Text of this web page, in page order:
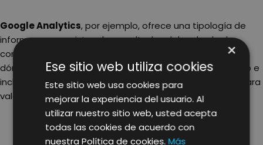
Google Analytics, por ejemplo, ofrece una tipología de
informes que registran los resultados del embudo de
conversiones multicanal. Estos informes permiten ver
dónde se ha iniciado la conversión y donde ha terminado e
incluso permite filtrar por primera o última interacción, para
valorar cuál ha sido el más rentable.
×
Ese sitio web utiliza cookies
Este sitio web usa cookies para
mejorar la experiencia del usuario. Al
utilizar nuestro sitio web, usted acepta
todas las cookies de acuerdo con
nuestra Política de cookies.Más